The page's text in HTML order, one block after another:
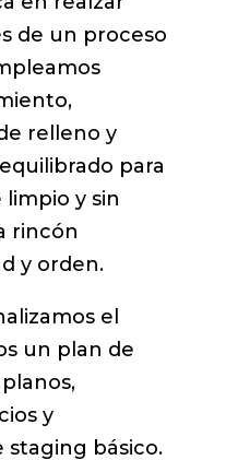
de un proceso
relleno y
para
y sin
rincón
y orden.
el
un plan de
y
staging básico.